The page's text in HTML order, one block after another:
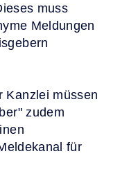
muss
Meldungen
Kanzlei müssen
zudem
für